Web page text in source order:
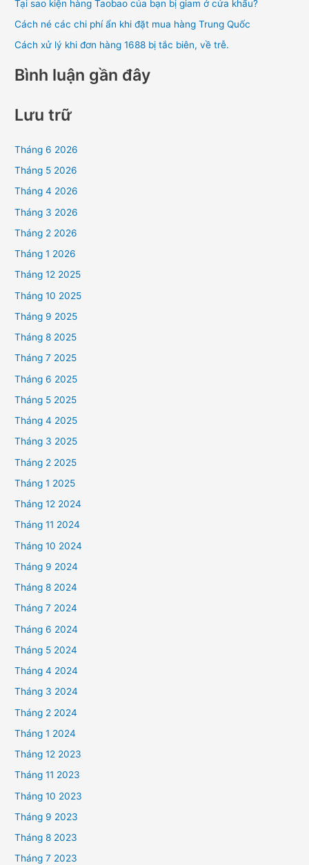
:
Tại sao kiện hàng Taobao của bạn bị giam ở cửa khẩu?
Cách né các chi phí ẩn khi đặt mua hàng Trung Quốc
Cách xử lý khi đơn hàng 1688 bị tắc biên, về trễ.
Bình luận gần đây
Lưu trữ
Tháng 6 2026
Tháng 5 2026
Tháng 4 2026
Tháng 3 2026
Tháng 2 2026
Tháng 1 2026
Tháng 12 2025
Tháng 10 2025
Tháng 9 2025
Tháng 8 2025
Tháng 7 2025
Tháng 6 2025
Tháng 5 2025
Tháng 4 2025
Tháng 3 2025
Tháng 2 2025
Tháng 1 2025
Tháng 12 2024
Tháng 11 2024
Tháng 10 2024
Tháng 9 2024
Tháng 8 2024
Tháng 7 2024
Tháng 6 2024
Tháng 5 2024
Tháng 4 2024
Tháng 3 2024
Tháng 2 2024
Tháng 1 2024
Tháng 12 2023
Tháng 11 2023
Tháng 10 2023
Tháng 9 2023
Tháng 8 2023
Tháng 7 2023